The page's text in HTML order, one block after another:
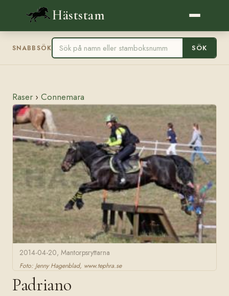
Häststam
SNABBSÖK SÖK
Raser › Connemara
2014-04-20, Mantorpsryttarna
Foto: Jenny Hagenblad, www.tephra.se
Padriano